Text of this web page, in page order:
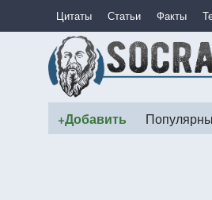
Цитаты Статьи Факты
+Добавить